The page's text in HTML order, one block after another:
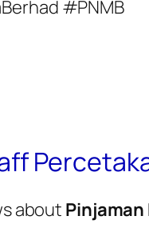
#PNMB
about Pinjaman